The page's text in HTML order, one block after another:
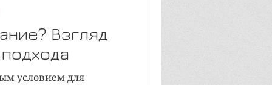
Ситуация
Взгляд
условием для